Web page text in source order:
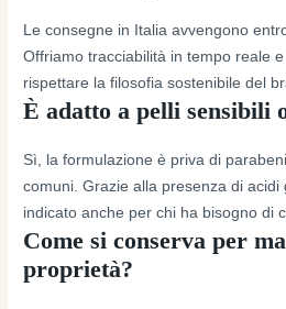
Le consegne in Italia avvengono
Offriamo tracciabilità in tempo reale
rispettare la filosofia sostenibile del
È adatto a pelli sensibili
Sì, la formulazione è priva di
comuni. Grazie alla presenza di acidi
indicato anche per chi ha bisogno di
Come si conserva per
proprietà?